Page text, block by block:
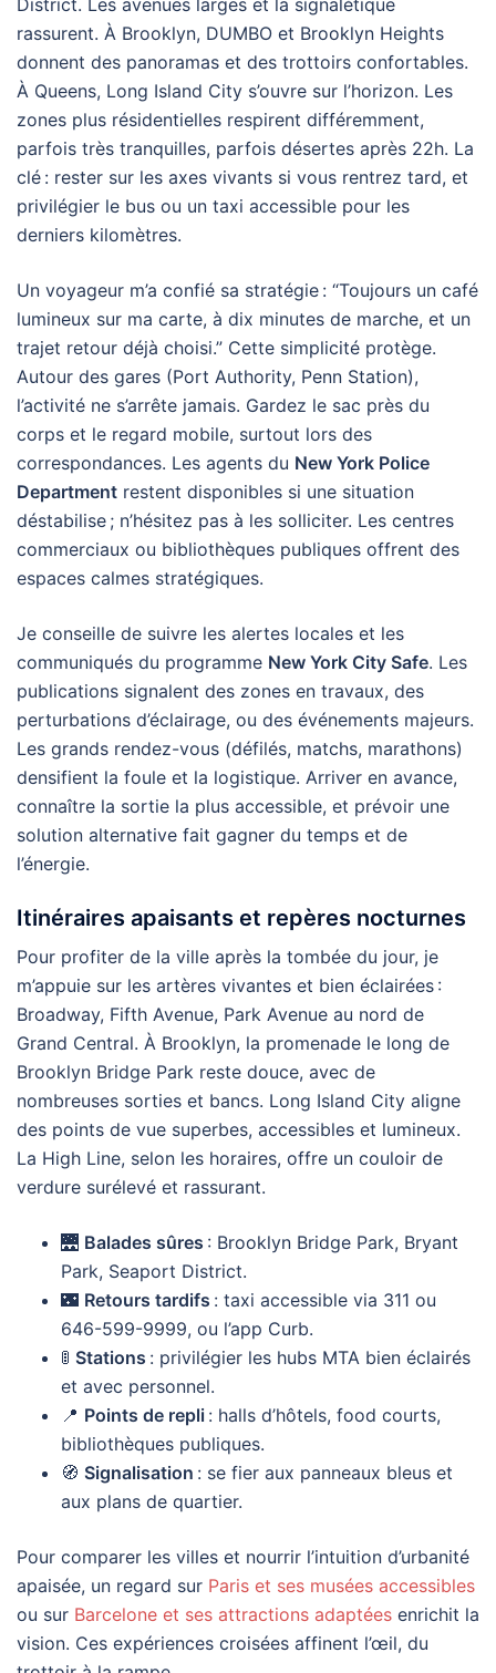
rassurent. À Brooklyn, DUMBO et Brooklyn Heights
donnent des panoramas et des trottoirs confortables.
À Queens, Long Island City s’ouvre sur l’horizon. Les
zones plus résidentielles respirent différemment,
parfois très tranquilles, parfois désertes après 22h. La
clé : rester sur les axes vivants si vous rentrez tard, et
privilégier le bus ou un taxi accessible pour les
derniers kilomètres.
Un voyageur m’a confié sa stratégie : “Toujours un café
lumineux sur ma carte, à dix minutes de marche, et un
trajet retour déjà choisi.” Cette simplicité protège.
Autour des gares (Port Authority, Penn Station),
l’activité ne s’arrête jamais. Gardez le sac près du
corps et le regard mobile, surtout lors des
correspondances. Les agents du New York Police
Department restent disponibles si une situation
déstabilise ; n’hésitez pas à les solliciter. Les centres
commerciaux ou bibliothèques publiques offrent des
espaces calmes stratégiques.
Je conseille de suivre les alertes locales et les
communiqués du programme New York City Safe. Les
publications signalent des zones en travaux, des
perturbations d’éclairage, ou des événements majeurs.
Les grands rendez-vous (défilés, matchs, marathons)
densifient la foule et la logistique. Arriver en avance,
connaître la sortie la plus accessible, et prévoir une
solution alternative fait gagner du temps et de
l’énergie.
Itinéraires apaisants et repères nocturnes
Pour profiter de la ville après la tombée du jour, je
m’appuie sur les artères vivantes et bien éclairées :
Broadway, Fifth Avenue, Park Avenue au nord de
Grand Central. À Brooklyn, la promenade le long de
Brooklyn Bridge Park reste douce, avec de
nombreuses sorties et bancs. Long Island City aligne
des points de vue superbes, accessibles et lumineux.
La High Line, selon les horaires, offre un couloir de
verdure surélevé et rassurant.
🌉 Balades sûres : Brooklyn Bridge Park, Bryant
Park, Seaport District.
🌃 Retours tardifs : taxi accessible via 311 ou
646-599-9999, ou l’app Curb.
🚦 Stations : privilégier les hubs MTA bien éclairés
et avec personnel.
📍 Points de repli : halls d’hôtels, food courts,
bibliothèques publiques.
🧭 Signalisation : se fier aux panneaux bleus et
aux plans de quartier.
Pour comparer les villes et nourrir l’intuition d’urbanité
apaisée, un regard sur Paris et ses musées accessibles
ou sur Barcelone et ses attractions adaptées enrichit la
vision. Ces expériences croisées affinent l’œil, du